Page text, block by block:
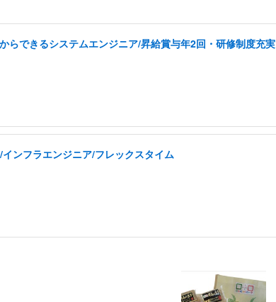
らできるシステムエンジニア/昇給賞与年2回・研修制度充実
ンフラエンジニア/フレックスタイム